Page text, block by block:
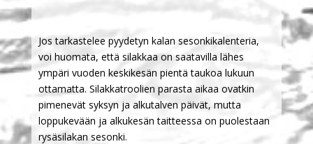
Jos tarkastelee pyydetyn kalan sesonkikalenteria,
voi huomata, että silakkaa on saatavilla lähes
ympäri vuoden keskikesän pientä taukoa lukuun
ottamatta. Silakkatroolien parasta aikaa ovatkin
pimenevät syksyn ja alkutalven päivät, mutta
loppukevään ja alkukesän taitteessa on puolestaan
rysäsilakan sesonki.